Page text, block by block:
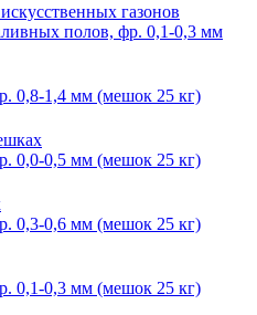
полов, фр. 0,1-0,3 мм
0,8-1,4 мм (мешок 25 кг)
0,0-0,5 мм (мешок 25 кг)
0,3-0,6 мм (мешок 25 кг)
0,1-0,3 мм (мешок 25 кг)